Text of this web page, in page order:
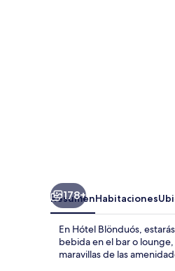
178+
ResumenHabitaciones
En Hótel Blönduós,
bebida en el bar o
maravillas de las